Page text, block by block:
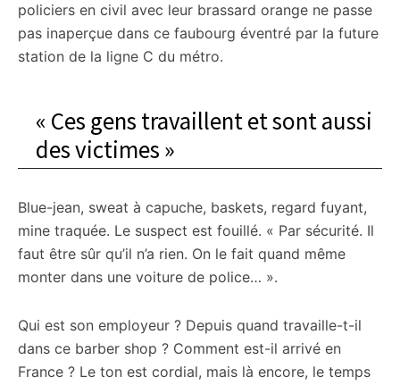
policiers en civil avec leur brassard orange ne passe
pas inaperçue dans ce faubourg éventré par la future
station de la ligne C du métro.
« Ces gens travaillent et sont aussi
des victimes »
Blue-jean, sweat à capuche, baskets, regard fuyant,
mine traquée. Le suspect est fouillé. « Par sécurité. Il
faut être sûr qu’il n’a rien. On le fait quand même
monter dans une voiture de police… ».
Qui est son employeur ? Depuis quand travaille-t-il
dans ce barber shop ? Comment est-il arrivé en
France ? Le ton est cordial, mais là encore, le temps